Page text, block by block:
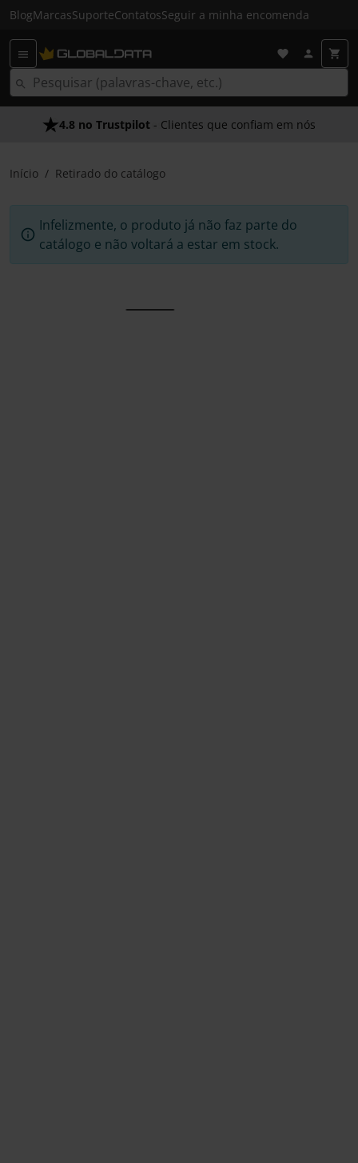
BlogMarcasSuporteContatosSeguir a minha encomenda
4.8 no Trustpilot - Clientes que confiam em nós
Início Retirado do catálogo
Infelizmente, o produto já não faz parte do
catálogo e não voltará a estar em stock.